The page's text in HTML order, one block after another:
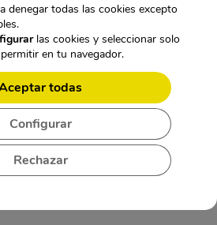
VISUAL
Y TRANSMISIÓN
TRANSMITE,
EN EL MISMO
denegar todas las cookies excepto
las cookies y seleccionar solo
en tu navegador.
todas
Rechazar
Configurar